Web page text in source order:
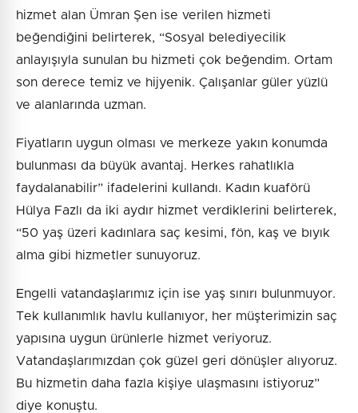
hizmet alan Ümran Şen ise verilen hizmeti
beğendiğini belirterek, “Sosyal belediyecilik
anlayışıyla sunulan bu hizmeti çok beğendim. Ortam
son derece temiz ve hijyenik. Çalışanlar güler yüzlü
ve alanlarında uzman.
Fiyatların uygun olması ve merkeze yakın konumda
bulunması da büyük avantaj. Herkes rahatlıkla
faydalanabilir” ifadelerini kullandı. Kadın kuaförü
Hülya Fazlı da iki aydır hizmet verdiklerini belirterek,
“50 yaş üzeri kadınlara saç kesimi, fön, kaş ve bıyık
alma gibi hizmetler sunuyoruz.
Engelli vatandaşlarımız için ise yaş sınırı bulunmuyor.
Tek kullanımlık havlu kullanıyor, her müşterimizin saç
yapısına uygun ürünlerle hizmet veriyoruz.
Vatandaşlarımızdan çok güzel geri dönüşler alıyoruz.
Bu hizmetin daha fazla kişiye ulaşmasını istiyoruz”
diye konuştu.